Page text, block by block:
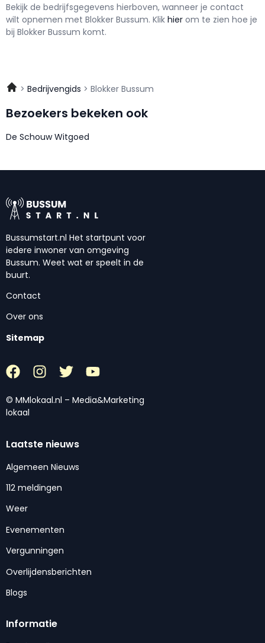
Bekijk de bedrijfsgegevens hierboven, wanneer je contact
wilt opnemen met Blokker Bussum. Klik hier om te zien hoe je
bij Blokker Bussum komt.
Bedrijvengids Blokker Bussum
Bezoekers bekeken ook
De Schouw Witgoed
Bussumstart.nl Het startpunt voor
iedere inwoner van omgeving
Bussum. Weet wat er speelt in de
buurt.
Contact
Over ons
Sitemap
© MMlokaal.nl – Media&Marketing
lokaal
Laatste nieuws
Algemeen Nieuws
112 meldingen
Weer
Evenementen
Vergunningen
Overlijdensberichten
Blogs
Informatie